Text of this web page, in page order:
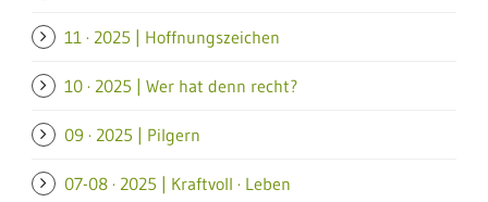
11 · 2025 | Hoffnungszeichen
10 · 2025 | Wer hat denn recht?
09 · 2025 | Pilgern
07-08 · 2025 | Kraftvoll · Leben